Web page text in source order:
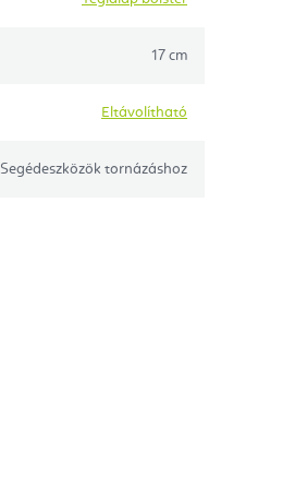
17 cm
Eltávolítható
Segédeszközök tornázáshoz